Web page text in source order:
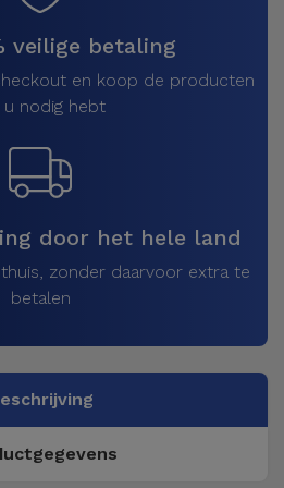
veilige betaling
en koop de producten
u nodig hebt
door het hele land
zonder daarvoor extra te
betalen